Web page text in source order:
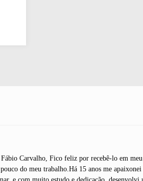
Carvalho, Fico feliz por recebê-lo em
do meu trabalho.Há 15 anos me apaixonei